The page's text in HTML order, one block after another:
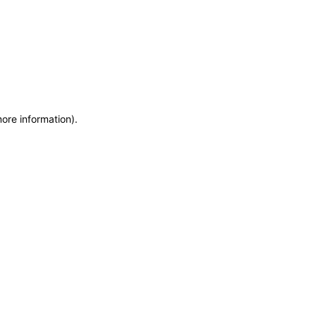
information).